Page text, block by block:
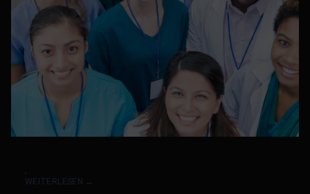
WEITERLESEN →